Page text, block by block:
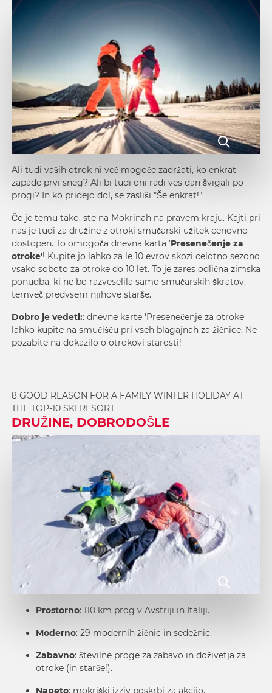
Ali tudi vaših otrok ni več mogoče zadržati, ko enkrat
zapade prvi sneg? Ali bi tudi oni radi ves dan švigali po
progi? In ko pridejo dol, se zasliši "Še enkrat!"
Če je temu tako, ste na Mokrinah na pravem kraju. Kajti pri
nas je tudi za družine z otroki smučarski užitek cenovno
dostopen. To omogoča dnevna karta 'Presenečenje za
otroke'! Kupite jo lahko za le 10 evrov skozi celotno sezono
vsako soboto za otroke do 10 let. To je zares odlična zimska
ponudba, ki ne bo razveselila samo smučarskih škratov,
temveč predvsem njihove starše.
Dobro je vedeti:: dnevne karte 'Presenečenje za otroke'
lahko kupite na smučišču pri vseh blagajnah za žičnice. Ne
pozabite na dokazilo o otrokovi starosti!
8 GOOD REASON FOR A FAMILY WINTER HOLIDAY AT
THE TOP-10 SKI RESORT
DRUŽINE, DOBRODOŠLE
Prostorno: 110 km prog v Avstriji in Italiji.
Moderno: 29 modernih žičnic in sedežnic.
Zabavno: številne proge za zabavo in doživetja za
otroke (in starše!).
Napeto: mokriški izziv poskrbi za akcijo.